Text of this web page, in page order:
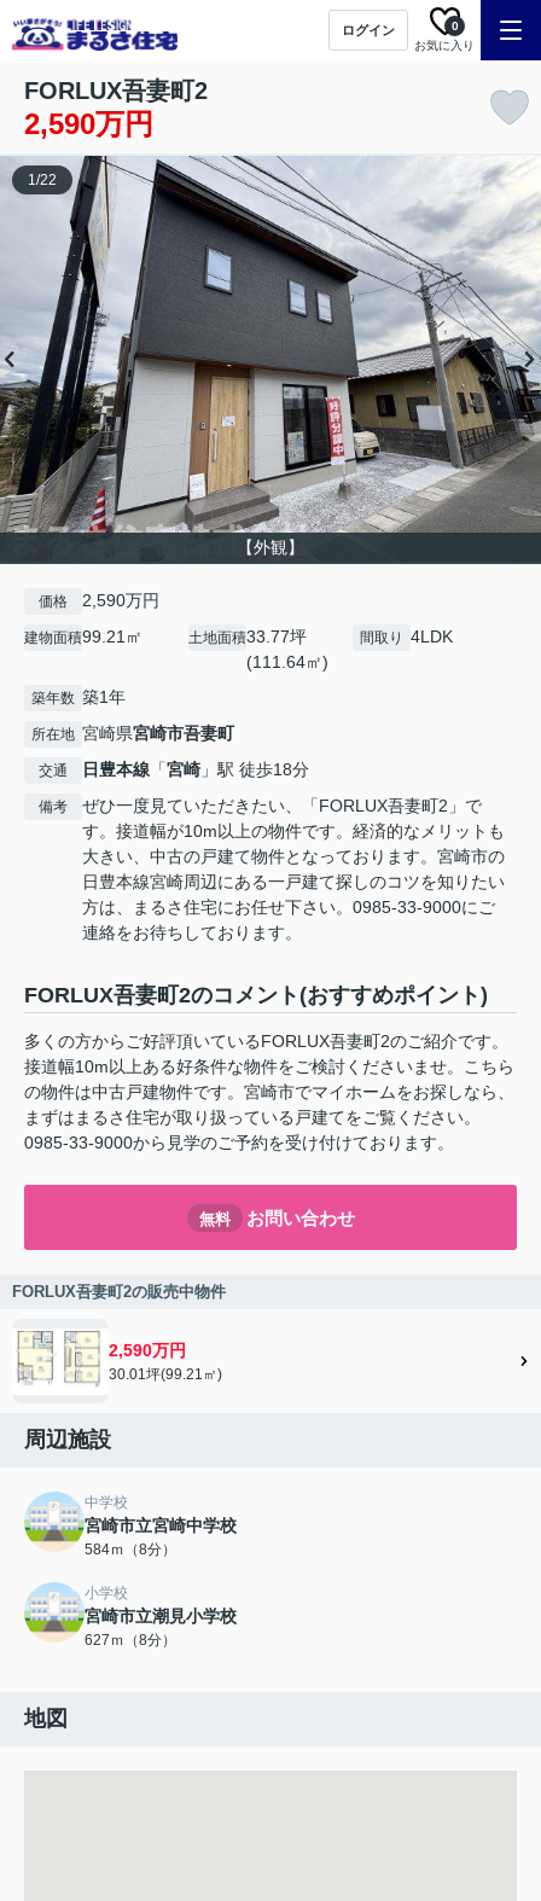
ログイン
お気に入り
0
FORLUX吾妻町2
2,590万円
【外観】
1/22
価格 2,590万円
建物面積99.21㎡ 土地面積33.77坪
(111.64㎡)
間取り 4LDK
築年数 築1年
所在地 宮崎県宮崎市吾妻町
交通 日豊本線 「宮崎 」駅 徒歩18分
備考
ぜひ一度見ていただきたい、「FORLUX吾妻町2」で
す。接道幅が10m以上の物件です。経済的なメリットも
大きい、中古の戸建て物件となっております。宮崎市の
日豊本線宮崎周辺にある一戸建て探しのコツを知りたい
方は、まるさ住宅にお任せ下さい。0985-33-9000にご
連絡をお待ちしております。
FORLUX吾妻町2のコメント(おすすめポイント)
多くの方からご好評頂いているFORLUX吾妻町2のご紹介です。
接道幅10m以上ある好条件な物件をご検討くださいませ。こちら
の物件は中古戸建物件です。宮崎市でマイホームをお探しなら、
まずはまるさ住宅が取り扱っている戸建てをご覧ください。
0985-33-9000から見学のご予約を受け付けております。
無料 お問い合わせ
FORLUX吾妻町2の販売中物件
2,590万円
30.01坪(99.21㎡)
周辺施設
中学校
宮崎市立宮崎中学校
584ｍ（8分）
小学校
宮崎市立潮見小学校
627ｍ（8分）
地図